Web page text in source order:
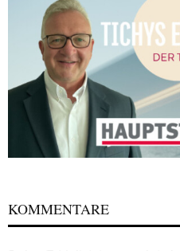
KOMMENTARE